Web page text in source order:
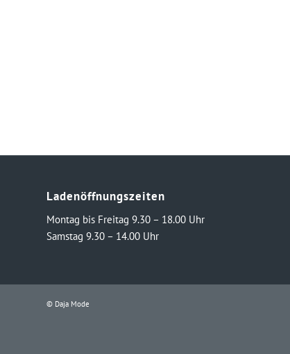
Ladenöffnungszeiten
Montag bis Freitag 9.30 – 18.00 Uhr
Samstag 9.30 – 14.00 Uhr
© Daja Mode